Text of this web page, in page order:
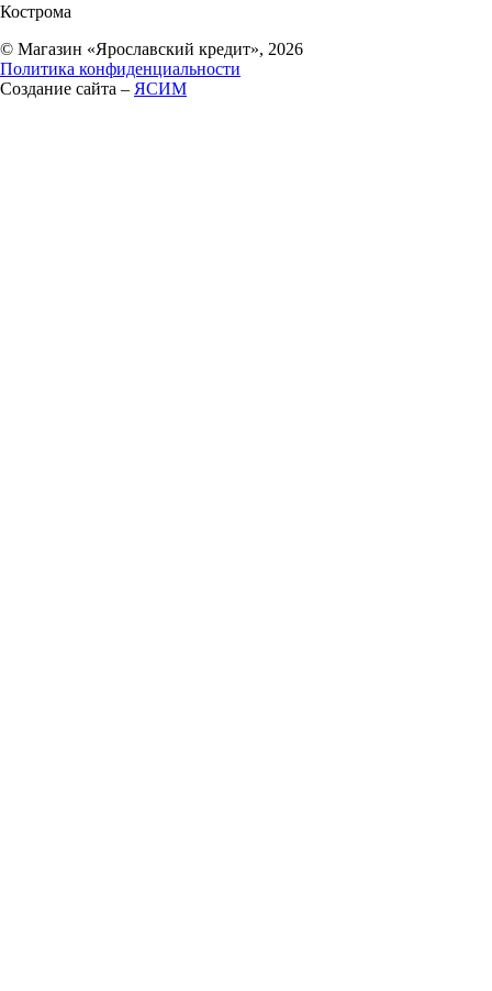
Кострома
© Магазин «Ярославский кредит», 2026
Политика конфиденциальности
Создание сайта – ЯСИМ